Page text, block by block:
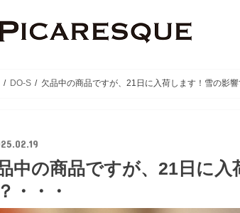
DO-S 欠品中の商品ですが、21日に入荷します！雪の影響
中の商品ですが、21日に
・・・